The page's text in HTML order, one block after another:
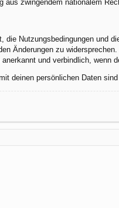
aus zwingendem nationalem
die Nutzungsbedingungen und
Änderungen zu
und verbindlich, wenn
deinen persönlichen Daten